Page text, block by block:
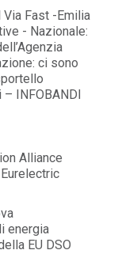
Fast -Emilia
- Nazionale:
ci sono
INFOBANDI
Alliance
energia
EU DSO